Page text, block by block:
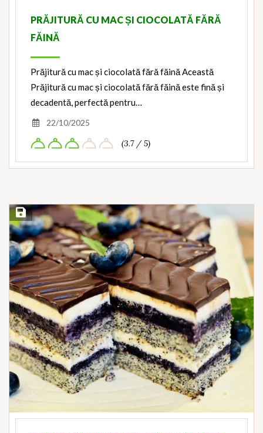
PRĂJITURĂ CU MAC ȘI CIOCOLATĂ FĂRĂ
FĂINĂ
Prăjitură cu mac și ciocolată fără făină Această
Prăjitură cu mac și ciocolată fără făină este fină și
decadentă, perfectă pentru…
22/10/2025
(3.7 / 5)
Save Recipe